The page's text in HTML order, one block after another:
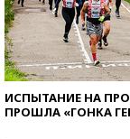
ИСПЫТАНИЕ НА
ПРОШЛА «ГОНКА